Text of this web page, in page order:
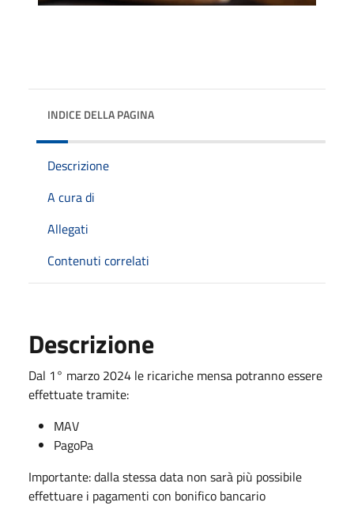
INDICE DELLA PAGINA
Descrizione
A cura di
Allegati
Contenuti correlati
Descrizione
Dal 1° marzo 2024 le ricariche mensa potranno essere
effettuate tramite:
MAV
PagoPa
Importante: dalla stessa data non sarà più possibile
effettuare i pagamenti con bonifico bancario